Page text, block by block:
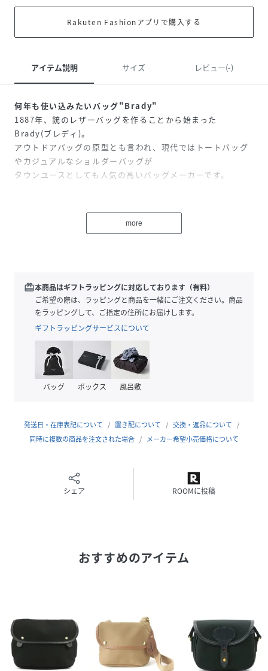
Rakuten Fashionアプリで購入する
アイテム説明 サイズ レビュー(-)
何年も使い込みたいバッグ"Brady"
1887年、銃のレザーバッグを作ることから始まった
Brady(ブレディ)。
アウトドアバッグの原型とも言われ、現代ではトートバッグ
やカジュアルなショルダーバッグが
タウンユースとしても人気の高いバッグメーカーです。
ブランド定番モデルのひとつ
男女問わず長く愛される代表モデルのひとつ“AVON”(エイボ
こちらは、従来のモデルよりもコンパクトなミニサイ
ズ"AVONMINI"です。
ミニマムなサイズ感
コンパクトなサイズ感が可愛らしく、普段使いや旅行時のサ
ブバッグにもオススメ。
ブライドルレザーで縁取りされたフラップはスナップボタン
納可能です。
ショルダーベルトはバックサイドについて、体に沿いやすい
タウンユースから旅行まで
高い耐久性を誇ります。
世代や流行を問わずユニセックスでお使いいただけます。
※こちらの商品は革本来の表情や風合いを楽しんで頂く為、
色止め等の表面加工を最小限に留めています。
more
redeem本商品はギフトラッピングに対応しております（有料）
ご希望の際は、ラッピングと商品を一緒にご注文ください。商品
をラッピングして、ご指定の住所にお届けします。
ギフトラッピングサービスについて
バッグ ボックス 風呂敷
発送日・在庫表記について 置き配について
交換・返品について
同時に複数の商品を注文された場合
メーカー希望小売価格について
シェア ROOMに投稿
おすすめのアイテム